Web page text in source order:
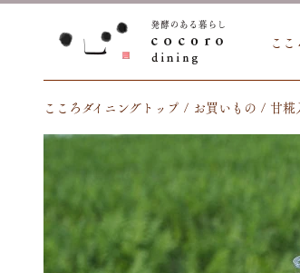
こ
こころダイニングトップ お買いもの 甘糀